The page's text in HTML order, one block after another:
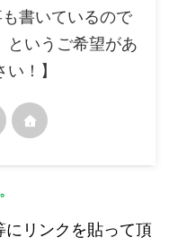
書いているので
というご希望があ
！】
にリンクを貼って頂